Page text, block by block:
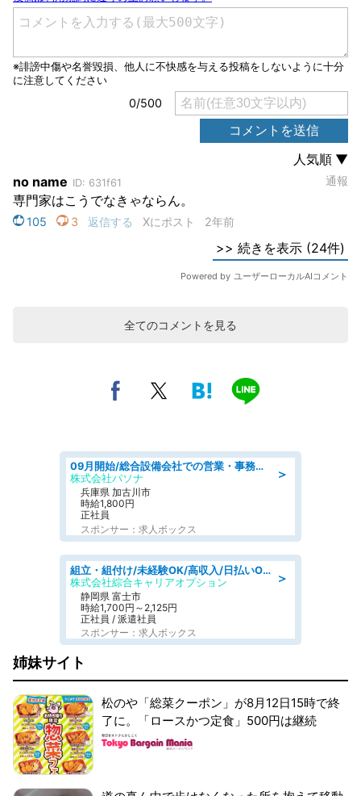
全てのコメントを見る
＞
09月開始/総合設備会社での営業・事務のお仕事/車通勤可/賞与あり/営業/営業事務
株式会社パソナ
兵庫県 加古川市
時給1,800円
正社員
スポンサー：求人ボックス
＞
組立・組付け/未経験OK/高収入/日払いOK/寮費無料/交替制
株式会社綜合キャリアオプション
静岡県 富士市
時給1,700円～2,125円
正社員 / 派遣社員
スポンサー：求人ボックス
姉妹サイト
松のや「総菜クーポン」が8月12日15時で終
了に。「ロースかつ定食」500円は継続